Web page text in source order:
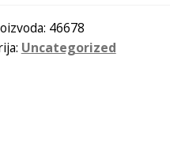
46678
Uncategorized